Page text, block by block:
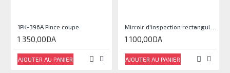
1PK-396A Pince coupe
1 350,00DA
AJOUTER AU PANIER
1 100,00DA
AJOUTER AU PANIER